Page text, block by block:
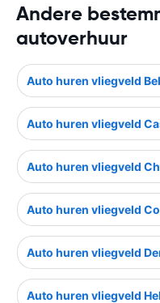
Andere
autoverhuur
Auto huren vliegveld
Auto huren vliegveld
Auto huren vliegveld
Auto huren vliegveld
Auto huren vliegveld
Auto huren vliegveld